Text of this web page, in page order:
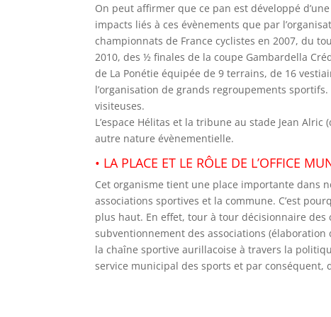
On peut affirmer que ce pan est développé
impacts liés à ces évènements que par
championnats de France cyclistes en 2007, du
2010, des ½ finales de la coupe Gambardella
de La Ponétie équipée de 9 terrains, de 16
l’organisation de grands regroupements
visiteuses.
L’espace Hélitas et la tribune au stade Jean
autre nature évènementielle.
• LA PLACE ET LE RÔLE DE L’OFFICE
Cet organisme tient une place importante dans
associations sportives et la commune. C’est
plus haut. En effet, tour à tour décisionnaire
subventionnement des associations
la chaîne sportive aurillacoise à travers la
service municipal des sports et par conséquent,